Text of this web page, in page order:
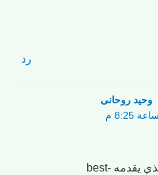
رد
وحید روحانی
أنا معجب جدًا بعمق المعرفة الذي يقدمه best-